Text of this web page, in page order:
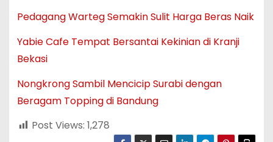
Pedagang Warteg Semakin Sulit Harga Beras Naik
Yabie Cafe Tempat Bersantai Kekinian di Kranji
Bekasi
Nongkrong Sambil Mencicip Surabi dengan
Beragam Topping di Bandung
Post Views: 1,278